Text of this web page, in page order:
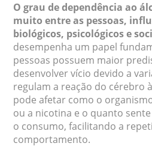
O grau de dependência ao
muito entre as pessoas,
biológicos, psicológicos e
desempenha um papel
pessoas possuem maior
desenvolver vício devido a
regulam a reação do cérebro
pode afetar como o
ou a nicotina e o quanto
o consumo, facilitando a
comportamento.